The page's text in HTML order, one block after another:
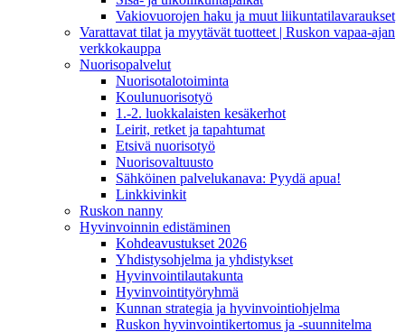
Vakiovuorojen haku ja muut liikuntatilavaraukset
Varattavat tilat ja myytävät tuotteet | Ruskon vapaa-ajan
verkkokauppa
Nuorisopalvelut
Nuorisotalotoiminta
Koulunuorisotyö
1.-2. luokkalaisten kesäkerhot
Leirit, retket ja tapahtumat
Etsivä nuorisotyö
Nuorisovaltuusto
Sähköinen palvelukanava: Pyydä apua!
Linkkivinkit
Ruskon nanny
Hyvinvoinnin edistäminen
Kohdeavustukset 2026
Yhdistysohjelma ja yhdistykset
Hyvinvointilautakunta
Hyvinvointityöryhmä
Kunnan strategia ja hyvinvointiohjelma
Ruskon hyvinvointikertomus ja -suunnitelma